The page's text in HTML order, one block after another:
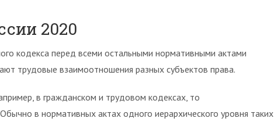
2020
кодекса перед всеми остальными нормативными актами
трудовые взаимоотношения разных субъектов права.
в гражданском и трудовом кодексах, то
в нормативных актах одного иерархического уровня таких